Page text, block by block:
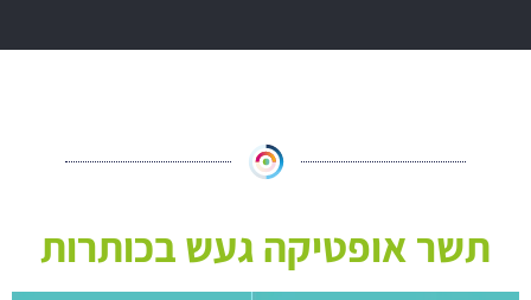
תשר אופטיקה געש בכותרות